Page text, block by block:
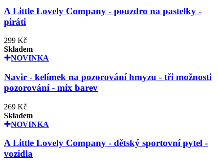
A Little Lovely Company - pouzdro na pastelky -
piráti
299 Kč
Skladem
NOVINKA
Navir - kelímek na pozorování hmyzu - tři možnosti
pozorování - mix barev
269 Kč
Skladem
NOVINKA
A Little Lovely Company - dětský sportovní pytel -
vozidla